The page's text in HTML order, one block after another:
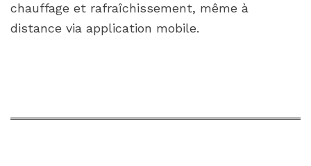
chauffage et rafraîchissement, même à
distance via application mobile.